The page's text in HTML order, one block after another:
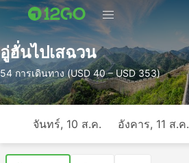
อู่ฮั่นไปเสฉวน
54 การเดินทาง (USD 40 – USD 353)
จันทร์, 10 ส.ค. อังคาร, 11 ส.ค.